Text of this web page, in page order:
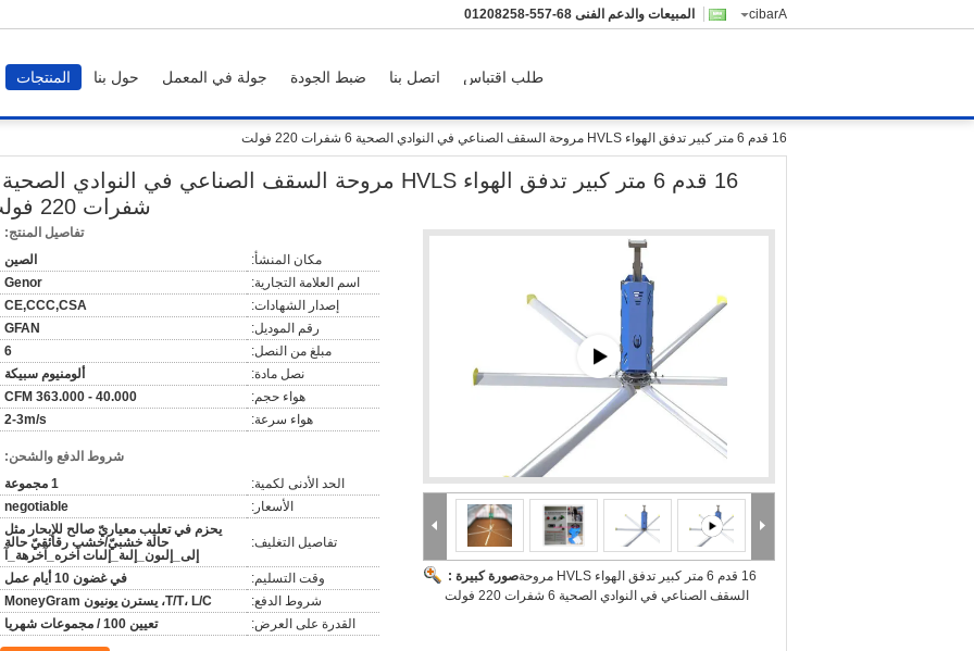
Arabic المبيعات والدعم الفنى 86-755-85280210
المنتجات حول بنا جولة في المعمل ضبط الجودة اتصل بنا طلب اقتباس
16 قدم 6 متر كبير تدفق الهواء HVLS مروحة السقف الصناعي في النوادي الصحية 6 شفرات 220 فولت
شفرات 220 فولت
صورة كبيرة :16 قدم 6 متر كبير تدفق الهواء HVLS مروحة
السقف الصناعي في النوادي الصحية 6 شفرات 220 فولت
تفاصيل المنتج:
مكان المنشأ:
الصين
اسم العلامة التجارية:
Genor
إصدار الشهادات:
CE,CCC,CSA
رقم الموديل:
GFAN
مبلغ من النصل:
6
نصل مادة:
ألومنيوم سبيكة
هواء حجم:
40.000 - 363.000 CFM
هواء سرعة:
2-3m/s
شروط الدفع والشحن:
الحد الأدنى لكمية:
1 مجموعة
الأسعار:
negotiable
تفاصيل التغليف:
يحزم في تعليب معياريّ صالح للإبحار مثل
حالة خشبيّ/خشب رقائقيّ حالة
إلى_إلىون_إلىة_إلىات آخره_آخرهة_آ
وقت التسليم:
في غضون 10 أيام عمل
شروط الدفع:
T/T، L/C، يسترن يونيون MoneyGram
القدرة على العرض:
تعيين 100 / مجموعات شهريا